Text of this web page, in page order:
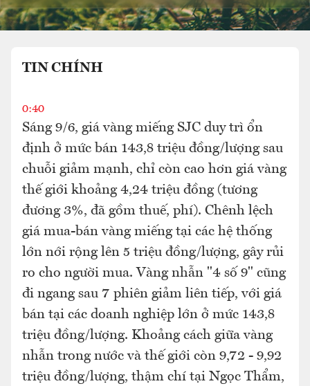
TIN CHÍNH
0:40
Sáng 9/6, giá vàng miếng SJC duy trì ổn
định ở mức bán 143,8 triệu đồng/lượng sau
chuỗi giảm mạnh, chỉ còn cao hơn giá vàng
thế giới khoảng 4,24 triệu đồng (tương
đương 3%, đã gồm thuế, phí). Chênh lệch
giá mua-bán vàng miếng tại các hệ thống
lớn nới rộng lên 5 triệu đồng/lượng, gây rủi
ro cho người mua. Vàng nhẫn "4 số 9" cũng
đi ngang sau 7 phiên giảm liên tiếp, với giá
bán tại các doanh nghiệp lớn ở mức 143,8
triệu đồng/lượng. Khoảng cách giữa vàng
nhẫn trong nước và thế giới còn 9,72 - 9,92
triệu đồng/lượng, thậm chí tại Ngọc Thẩm,